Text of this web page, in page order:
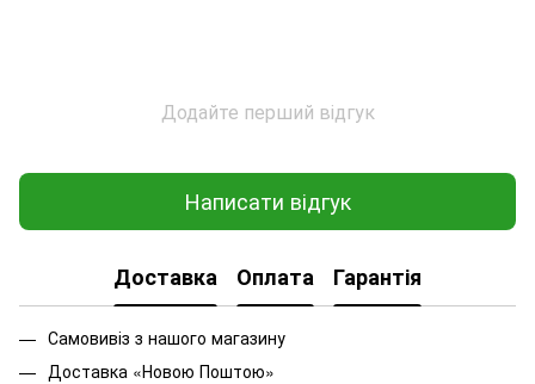
Додайте перший відгук
Написати відгук
Доставка Оплата Гарантія
Самовивіз з нашого магазину
Доставка «Новою Поштою»